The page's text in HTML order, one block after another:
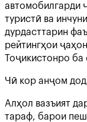
автомобилгарди
туристӣ ва
дурдасттарин
рейтингҳои
Тоҷикистонро ба
Чӣ кор анҷом
Алҳол вазъият
тараф, барои